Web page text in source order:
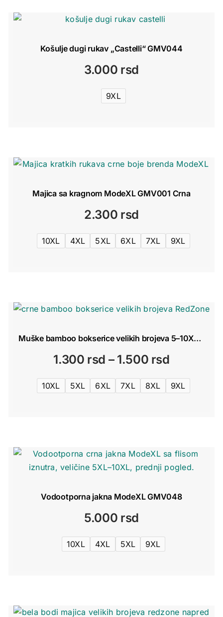
Košulje dugi rukav „Castelli“ GMV044
3.000 rsd
9XL
Majica sa kragnom ModeXL GMV001 Crna
2.300 rsd
10XL 4XL 5XL 6XL 7XL 9XL
Muške bamboo bokserice velikih brojeva 5–10XL | RedZone
1.300 rsd – 1.500 rsdRaspon
cena:
od
1.500 rsd
10XL 5XL 6XL 7XL 8XL 9XL
Vodootporna jakna ModeXL GMV048
5.000 rsd
10XL 4XL 5XL 9XL